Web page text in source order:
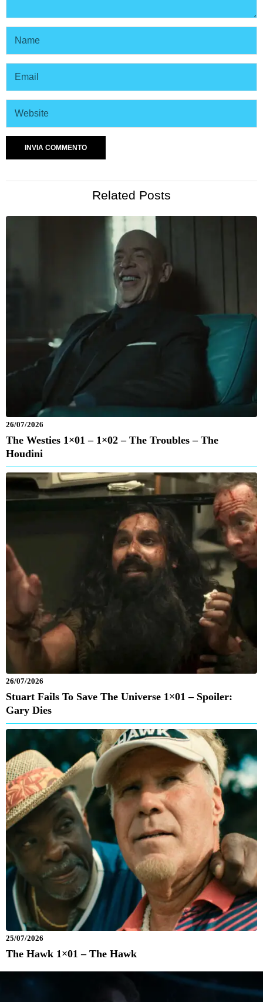
Related Posts
26/07/2026
The Westies 1×01 – 1×02 – The Troubles – The
Houdini
26/07/2026
Stuart Fails To Save The Universe 1×01 – Spoiler:
Gary Dies
25/07/2026
The Hawk 1×01 – The Hawk